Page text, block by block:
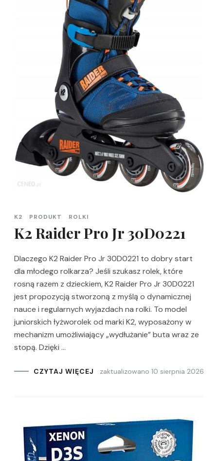
K2 PRODUKT ROLKI
K2 Raider Pro Jr 30D0221
Dlaczego K2 Raider Pro Jr 30D0221 to dobry start
dla młodego rolkarza? Jeśli szukasz rolek, które
rosną razem z dzieckiem, K2 Raider Pro Jr 30D0221
jest propozycją stworzoną z myślą o dynamicznej
nauce i regularnych wyjazdach na rolki. To model
juniorskich łyżworolek od marki K2, wyposażony w
mechanizm umożliwiający „wydłużanie” buta wraz ze
stopą. Dzięki …
CZYTAJ WIĘCEJ zaktualizowano 10 sierpnia 2026